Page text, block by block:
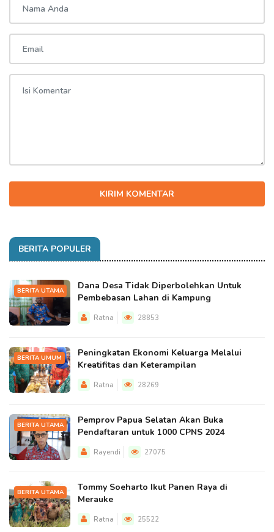
KIRIM KOMENTAR
BERITA POPULER
BERITA UTAMA
Dana Desa Tidak Diperbolehkan Untuk
Pembebasan Lahan di Kampung
Ratna 28853
BERITA UMUM
Peningkatan Ekonomi Keluarga Melalui
Kreatifitas dan Keterampilan
Ratna 28269
BERITA UTAMA
Pemprov Papua Selatan Akan Buka
Pendaftaran untuk 1000 CPNS 2024
Rayendi 27075
BERITA UTAMA
Tommy Soeharto Ikut Panen Raya di
Merauke
Ratna 25522